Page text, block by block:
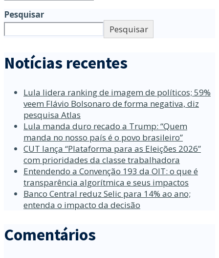
Pesquisar
Pesquisar
Notícias recentes
Lula lidera ranking de imagem de políticos; 59%
veem Flávio Bolsonaro de forma negativa, diz
pesquisa Atlas
Lula manda duro recado a Trump: “Quem
manda no nosso país é o povo brasileiro”
CUT lança “Plataforma para as Eleições 2026”
com prioridades da classe trabalhadora
Entendendo a Convenção 193 da OIT: o que é
transparência algorítmica e seus impactos
Banco Central reduz Selic para 14% ao ano;
entenda o impacto da decisão
Comentários